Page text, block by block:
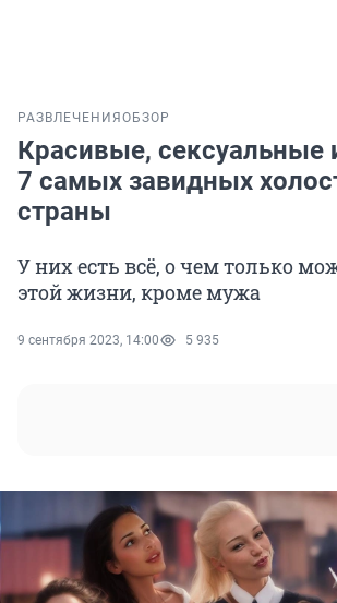
РАЗВЛЕЧЕНИЯ ОБЗОР
Красивые, сексуальные
7 самых завидных
страны
У них есть всё, о чем только
этой жизни, кроме мужа
9 сентября 2023, 14:00 5 935